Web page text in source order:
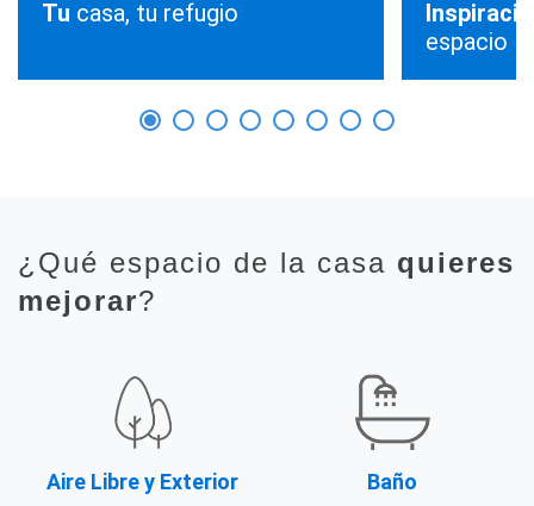
Tu casa, tu refugio
espacio
¿Qué espacio de la casa quieres
mejorar?
Aire Libre y Exterior Baño